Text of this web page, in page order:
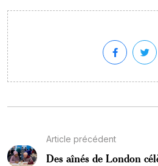
Article précédent
Des aînés de London